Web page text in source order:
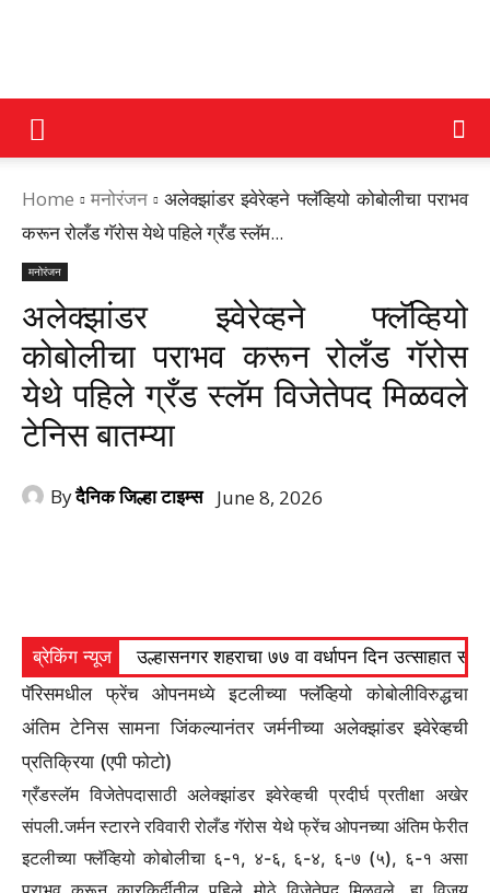
DAINIK
JILHA
TIMES
Home मनोरंजन
अलेक्झांडर झ्वेरेव्हने फ्लॅव्हियो कोबोलीचा पराभव
करून रोलँड गॅरोस येथे पहिले ग्रँड स्लॅम...
मनोरंजन
अलेक्झांडर झ्वेरेव्हने फ्लॅव्हियो
कोबोलीचा पराभव करून रोलँड गॅरोस
येथे पहिले ग्रँड स्लॅम विजेतेपद मिळवले
टेनिस बातम्या
Byदैनिक जिल्हा टाइम्स June 8, 2026
ब्रेकिंग न्यूज उल्हासनगर शहराचा ७७ वा वर्धापन दिन उत्साहात
पॅरिसमधील फ्रेंच ओपनमध्ये इटलीच्या फ्लॅव्हियो कोबोलीविरुद्धचा
अंतिम टेनिस सामना जिंकल्यानंतर जर्मनीच्या अलेक्झांडर झ्वेरेव्हची
प्रतिक्रिया (एपी फोटो)
ग्रँडस्लॅम विजेतेपदासाठी अलेक्झांडर झ्वेरेव्हची प्रदीर्घ प्रतीक्षा अखेर
संपली.जर्मन स्टारने रविवारी रोलँड गॅरोस येथे फ्रेंच ओपनच्या अंतिम फेरीत
इटलीच्या फ्लॅव्हियो कोबोलीचा ६-१, ४-६, ६-४, ६-७ (५), ६-१ असा